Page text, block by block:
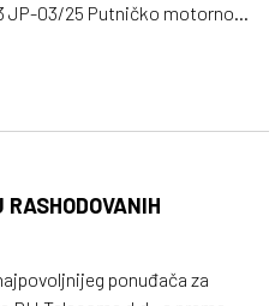
Početna prodajna
BH Telecoma; Lokacija
kroz iteracije: 100 KM Način
Vrijeme predaje predmeta
prodaje kupcu –
ponuđača za